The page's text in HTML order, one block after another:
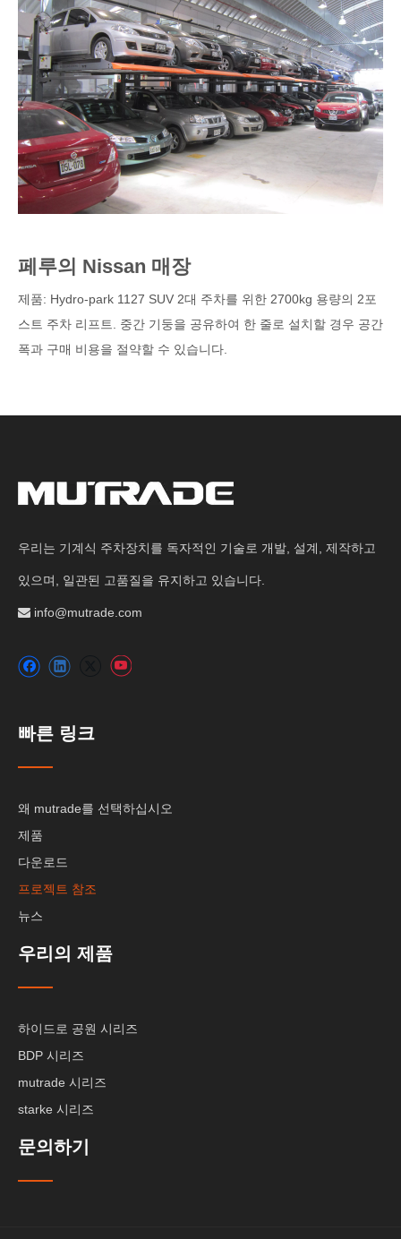
페루의 Nissan 매장
제품: Hydro-park 1127 SUV 2대 주차를 위한 2700kg 용량의 2포
스트 주차 리프트. 중간 기둥을 공유하여 한 줄로 설치할 경우 공간
폭과 구매 비용을 절약할 수 있습니다.
우리는 기계식 주차장치를 독자적인 기술로 개발, 설계, 제작하고
있으며, 일관된 고품질을 유지하고 있습니다.
 info@mutrade.com
빠른 링크
왜 mutrade를 선택하십시오
제품
다운로드
프로젝트 참조
뉴스
우리의 제품
하이드로 공원 시리즈
BDP 시리즈
mutrade 시리즈
starke 시리즈
문의하기